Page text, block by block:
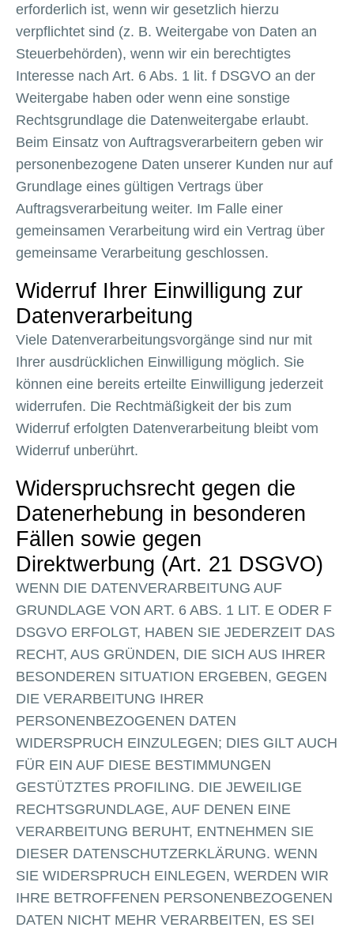
erforderlich ist, wenn wir gesetzlich hierzu
verpflichtet sind (z. B. Weitergabe von Daten an
Steuerbehörden), wenn wir ein berechtigtes
Interesse nach Art. 6 Abs. 1 lit. f DSGVO an der
Weitergabe haben oder wenn eine sonstige
Rechtsgrundlage die Datenweitergabe erlaubt.
Beim Einsatz von Auftragsverarbeitern geben wir
personenbezogene Daten unserer Kunden nur auf
Grundlage eines gültigen Vertrags über
Auftragsverarbeitung weiter. Im Falle einer
gemeinsamen Verarbeitung wird ein Vertrag über
gemeinsame Verarbeitung geschlossen.
Widerruf Ihrer Einwilligung zur
Datenverarbeitung
Viele Datenverarbeitungsvorgänge sind nur mit
Ihrer ausdrücklichen Einwilligung möglich. Sie
können eine bereits erteilte Einwilligung jederzeit
widerrufen. Die Rechtmäßigkeit der bis zum
Widerruf erfolgten Datenverarbeitung bleibt vom
Widerruf unberührt.
Widerspruchsrecht gegen die
Datenerhebung in besonderen
Fällen sowie gegen
Direktwerbung (Art. 21 DSGVO)
WENN DIE DATENVERARBEITUNG AUF
GRUNDLAGE VON ART. 6 ABS. 1 LIT. E ODER F
DSGVO ERFOLGT, HABEN SIE JEDERZEIT DAS
RECHT, AUS GRÜNDEN, DIE SICH AUS IHRER
BESONDEREN SITUATION ERGEBEN, GEGEN
DIE VERARBEITUNG IHRER
PERSONENBEZOGENEN DATEN
WIDERSPRUCH EINZULEGEN; DIES GILT AUCH
FÜR EIN AUF DIESE BESTIMMUNGEN
GESTÜTZTES PROFILING. DIE JEWEILIGE
RECHTSGRUNDLAGE, AUF DENEN EINE
VERARBEITUNG BERUHT, ENTNEHMEN SIE
DIESER DATENSCHUTZERKLÄRUNG. WENN
SIE WIDERSPRUCH EINLEGEN, WERDEN WIR
IHRE BETROFFENEN PERSONENBEZOGENEN
DATEN NICHT MEHR VERARBEITEN, ES SEI